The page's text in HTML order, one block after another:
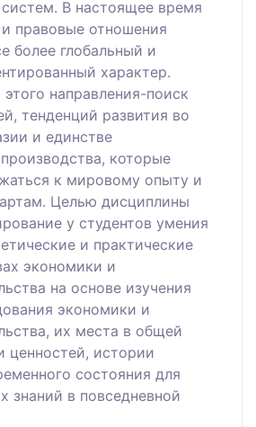
В настоящее время
правовые отношения
более глобальный и
характер.
этого направления-поиск
тенденций развития во
и единстве
которые
к мировому опыту и
Целью дисциплины
у студентов умения
и практические
экономики и
на основе изучения
экономики и
их места в общей
ценностей, истории
состояния для
знаний в повседневной